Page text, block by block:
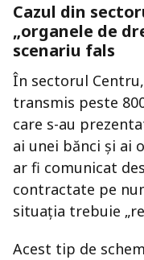
Cazul din
„organele de
scenariu fals
În sectorul
transmis peste
care s-au
ai unei bănci și ai
ar fi comunicat
contractate pe
situația trebuie
Acest tip de